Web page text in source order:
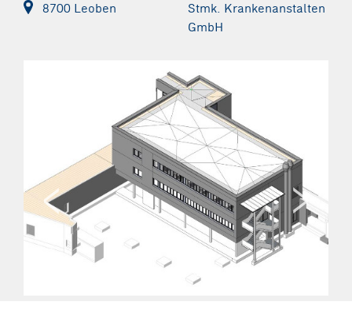
8700 Leoben
Stmk. Krankenanstalten
GmbH